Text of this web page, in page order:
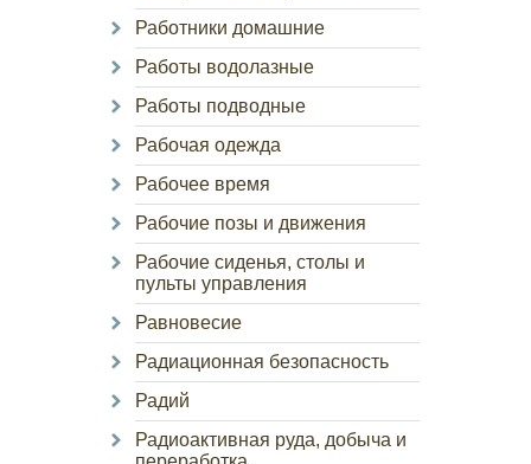
Работники домашние
Работы водолазные
Работы подводные
Рабочая одежда
Рабочее время
Рабочие позы и движения
Рабочие сиденья, столы и
пульты управления
Равновесие
Радиационная безопасность
Радий
Радиоактивная руда, добыча и